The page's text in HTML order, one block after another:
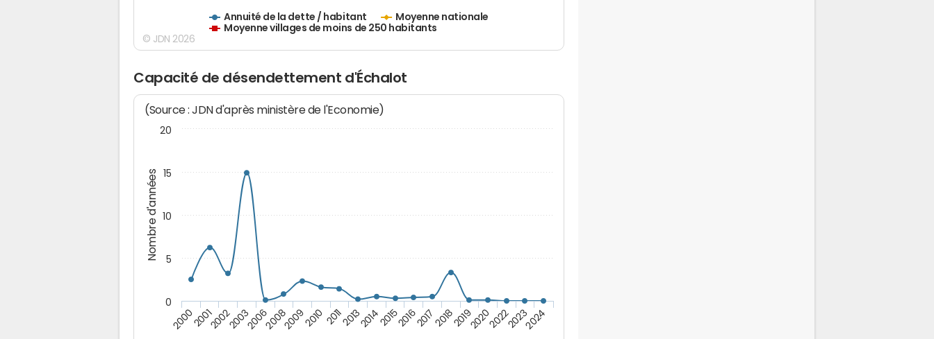
Annuité de la dette / habitant
Moyenne nationale
Moyenne villages de moins de 250 habitants
© JDN 2026
Capacité de désendettement d'Échalot
Nombre d'années
(Source : JDN d'après ministère de l'Economie)
20002001200220032006200820092010 201120132014201520162017201820192020202220232024
0
5
10
15
20